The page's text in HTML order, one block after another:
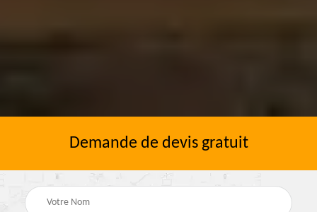
Demande de devis gratuit